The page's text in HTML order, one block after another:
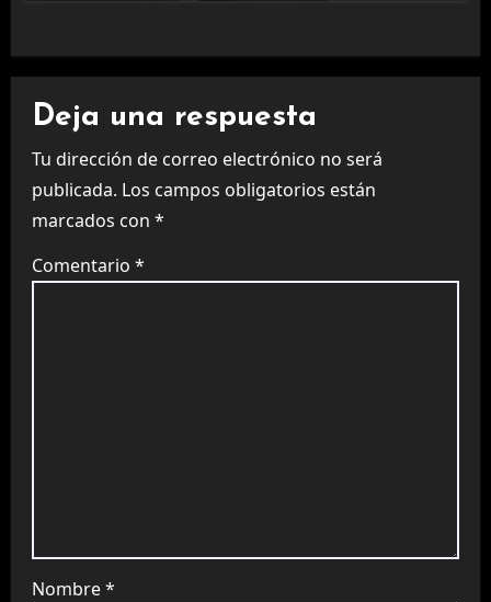
Deja una respuesta
Tu dirección de correo electrónico no será
publicada. Los campos obligatorios están
marcados con *
Comentario *
Nombre*